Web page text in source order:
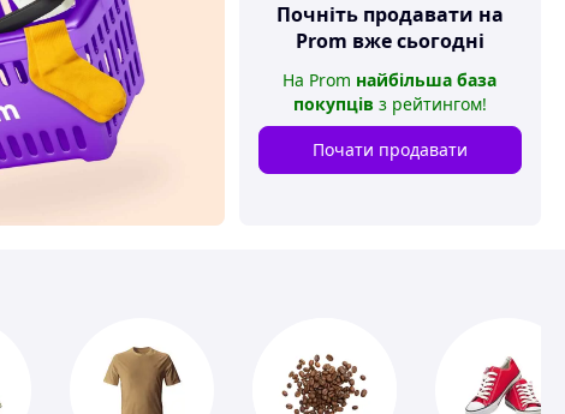
Почніть продавати на
Prom вже сьогодні
На Prom найбільша база
покупців з рейтингом!
Почати продавати